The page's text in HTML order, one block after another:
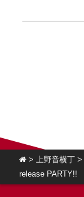
> 上野音横丁 >
release PARTY!!